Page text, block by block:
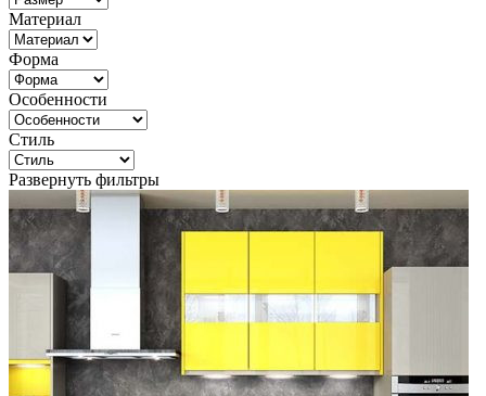
Материал
Форма
Особенности
Стиль
Развернуть фильтры